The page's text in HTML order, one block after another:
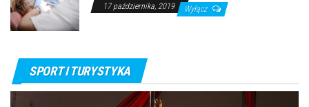
17 października, 2019 Wyłącz
SPORT I TURYSTYKA